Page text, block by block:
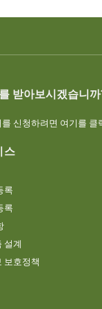
받아보시겠습니
신청하려면 여기를 클
스
록
록
설계
보호정책